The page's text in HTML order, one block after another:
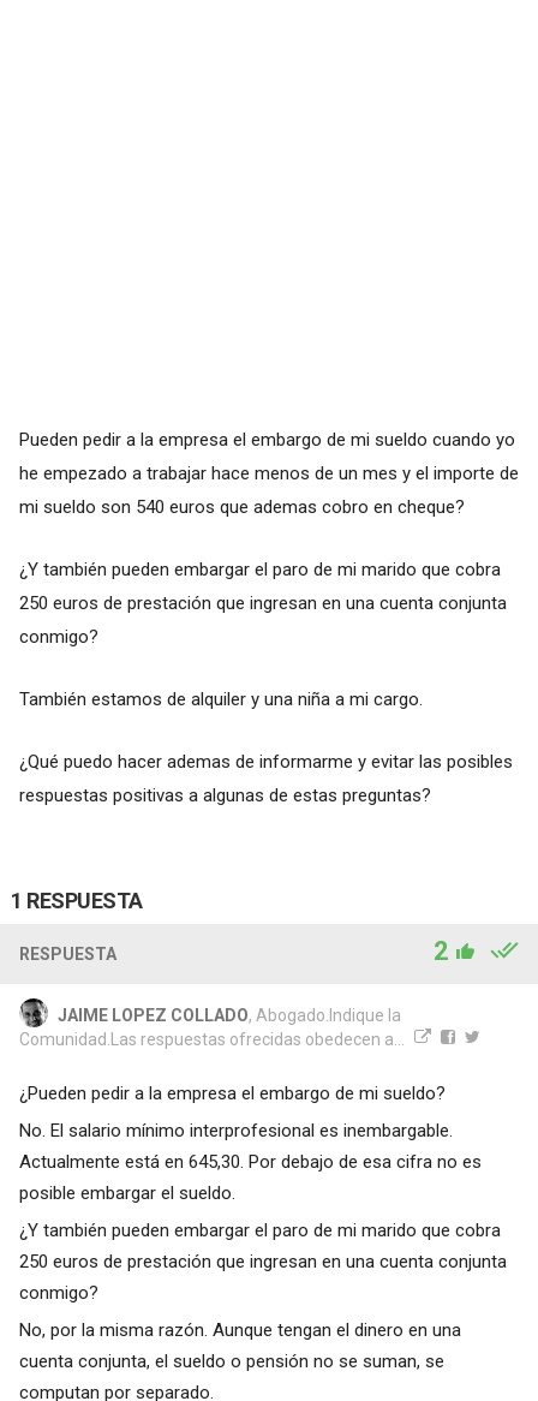
Pueden pedir a la empresa el embargo de mi sueldo cuando yo
he empezado a trabajar hace menos de un mes y el importe de
mi sueldo son 540 euros que ademas cobro en cheque?
¿Y también pueden embargar el paro de mi marido que cobra
250 euros de prestación que ingresan en una cuenta conjunta
conmigo?
También estamos de alquiler y una niña a mi cargo.
¿Qué puedo hacer ademas de informarme y evitar las posibles
respuestas positivas a algunas de estas preguntas?
1 RESPUESTA
RESPUESTA 2
JAIME LOPEZ COLLADO, Abogado.Indique la
Comunidad.Las respuestas ofrecidas obedecen a...
¿Pueden pedir a la empresa el embargo de mi sueldo?
No. El salario mínimo interprofesional es inembargable.
Actualmente está en 645,30. Por debajo de esa cifra no es
posible embargar el sueldo.
¿Y también pueden embargar el paro de mi marido que cobra
250 euros de prestación que ingresan en una cuenta conjunta
conmigo?
No, por la misma razón. Aunque tengan el dinero en una
cuenta conjunta, el sueldo o pensión no se suman, se
computan por separado.